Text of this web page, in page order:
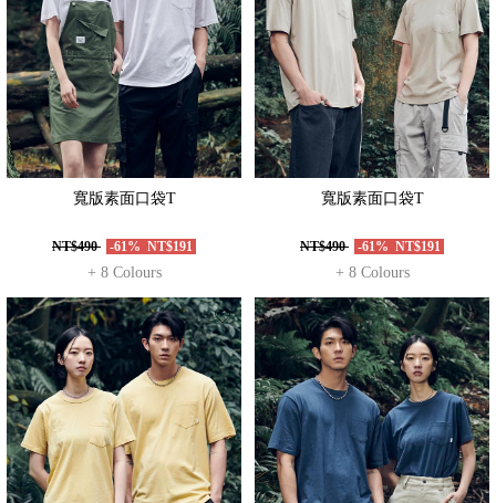
寬版素面口袋T
NT$490 -61% NT$191
+ 8 Colours
寬版素面口袋T
NT$490 -61% NT$191
+ 8 Colours